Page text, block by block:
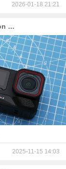
2026-01-18 21:21
旗舰PK，大疆Action 6、影石Ace Pro 2、Action 5 Pro画质横评
2025-11-15 14:03